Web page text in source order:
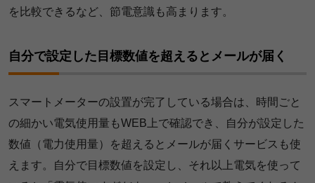
を比較できるなど、節電意識も高まります。
自分で設定した目標数値を超えるとメールが届く
スマートメーターの設置が完了している場合は、時間ごと
の細かい電気使用量もWEB上で確認でき、自分が設定した
数値（電力使用量）を超えるとメールが届くサービスも使
えます。自分で目標数値を設定し、それ以上電気を使って